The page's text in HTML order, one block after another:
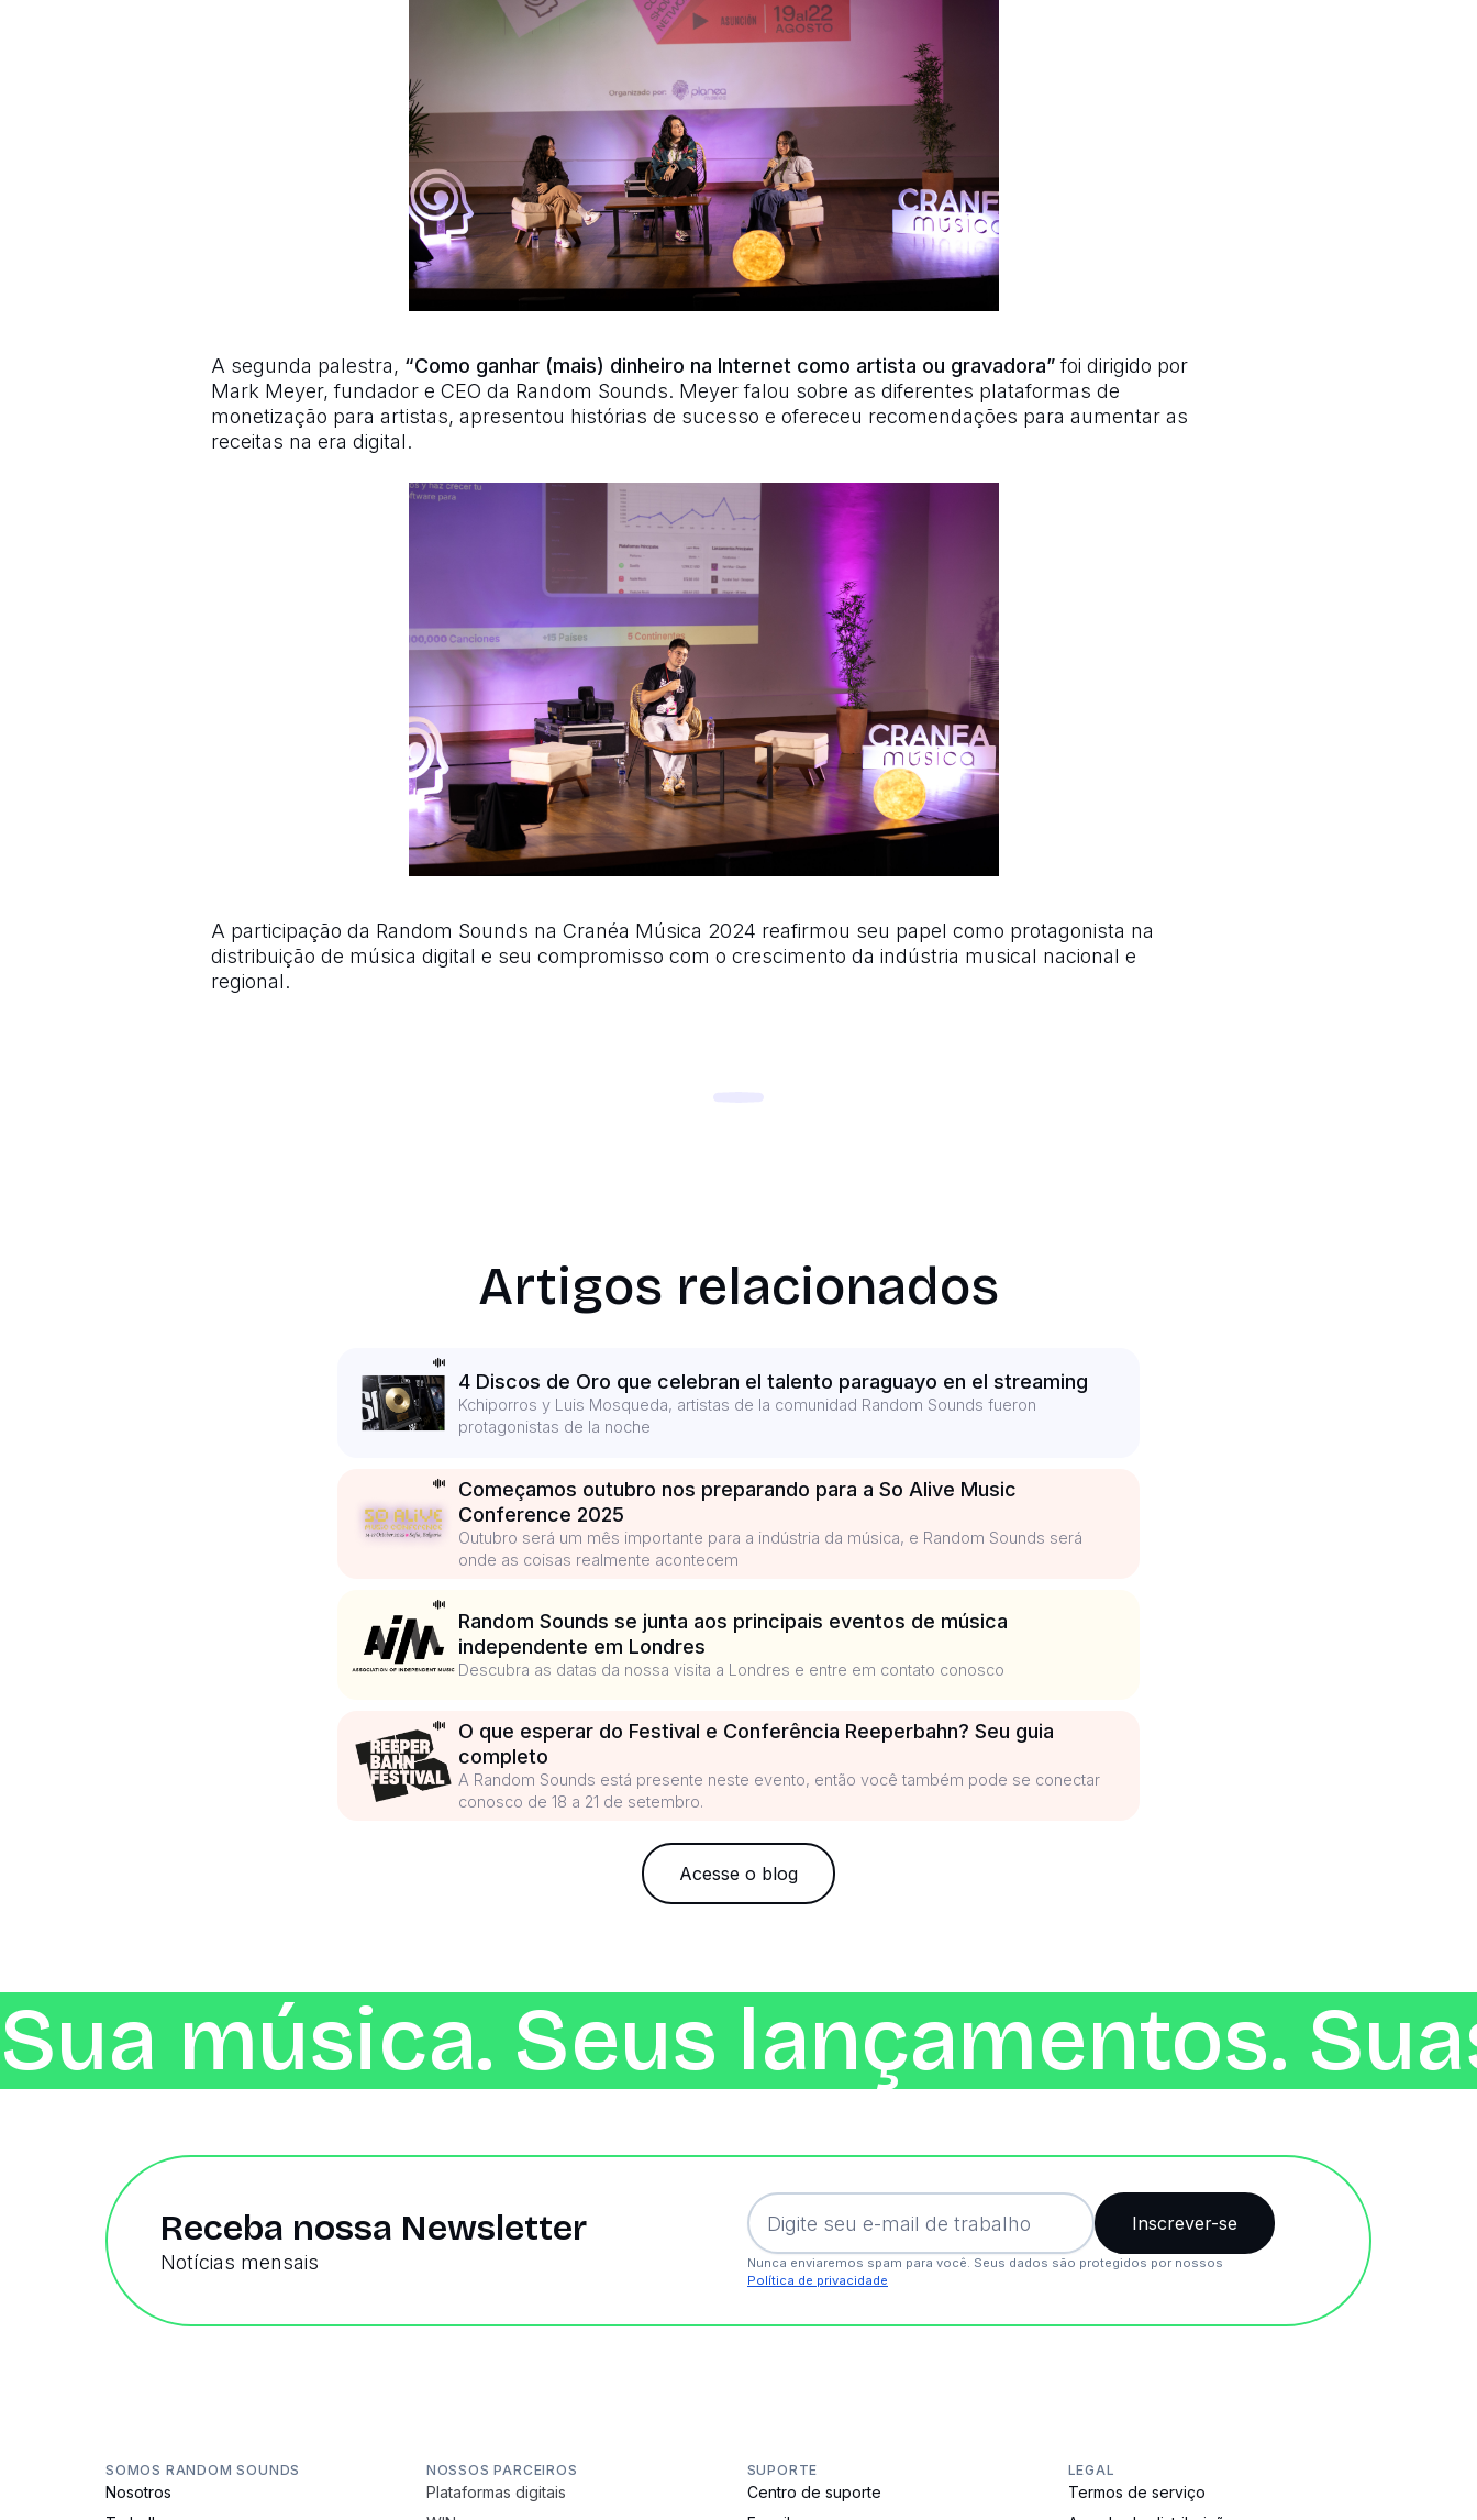
A segunda palestra, “Como ganhar (mais) dinheiro na Internet como artista ou gravadora”foi dirigido por
Mark Meyer, fundador e CEO da Random Sounds. Meyer falou sobre as diferentes plataformas de
monetização para artistas, apresentou histórias de sucesso e ofereceu recomendações para aumentar as
receitas na era digital.
A participação da Random Sounds na Cranéa Música 2024 reafirmou seu papel como protagonista na
distribuição de música digital e seu compromisso com o crescimento da indústria musical nacional e
regional.
Artigos relacionados
4 Discos de Oro que celebran el talento paraguayo en el streaming
Kchiporros y Luis Mosqueda, artistas de la comunidad Random Sounds fueron
protagonistas de la noche
Começamos outubro nos preparando para a So Alive Music
Conference 2025
Outubro será um mês importante para a indústria da música, e Random Sounds será
onde as coisas realmente acontecem
Random Sounds se junta aos principais eventos de música
independente em Londres
Descubra as datas da nossa visita a Londres e entre em contato conosco
O que esperar do Festival e Conferência Reeperbahn? Seu guia
completo
A Random Sounds está presente neste evento, então você também pode se conectar
conosco de 18 a 21 de setembro.
Acesse o blog
Sua música. Seus lançamentos.
Receba nossa Newsletter
Notícias mensais
Nunca enviaremos spam para você. Seus dados são protegidos por nossos
Política de privacidade
SOMOS RANDOM SOUNDS
Nosotros
NOSSOS PARCEIROS
Plataformas digitais
SUPORTE
Centro de suporte
LEGAL
Termos de serviço